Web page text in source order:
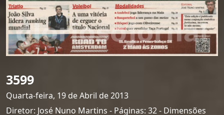
3599
Quarta-feira, 19 de Abril de 2013
Diretor: José Nuno Martins - Páginas: 32 - Dimensões